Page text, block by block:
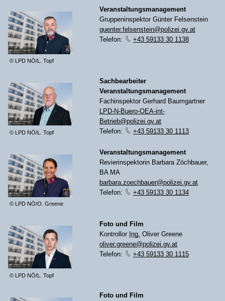
© LPD NÖ/L. Topf
Veranstaltungsmanagement
Gruppeninspektor Günter Felsenstein
guenter.felsenstein@polizei.gv.at
Telefon:
+43 59133 30 1138
© LPD NÖ/L. Topf
Sachbearbeiter
Veranstaltungsmanagement
Fachinspektor Gerhard Baumgartner
LPD-N-Buero-OEA-int-
Betrieb@polizei.gv.at
Telefon:
+43 59133 30 1113
© LPD NÖ/O. Greene
Veranstaltungsmanagement
Revierinspektorin Barbara Zöchbauer,
BA MA
barbara.zoechbauer@polizei.gv.at
Telefon:
+43 59133 30 1134
© LPD NÖ/L. Topf
Foto und Film
Kontrollor Ing. Oliver Greene
oliver.greene@polizei.gv.at
Telefon:
+43 59133 30 1115
Foto und Film